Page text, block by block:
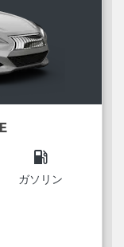
local_gas_station
ガソリン